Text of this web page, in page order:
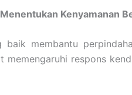
Kenyamanan
baik membantu
memengaruhi respons